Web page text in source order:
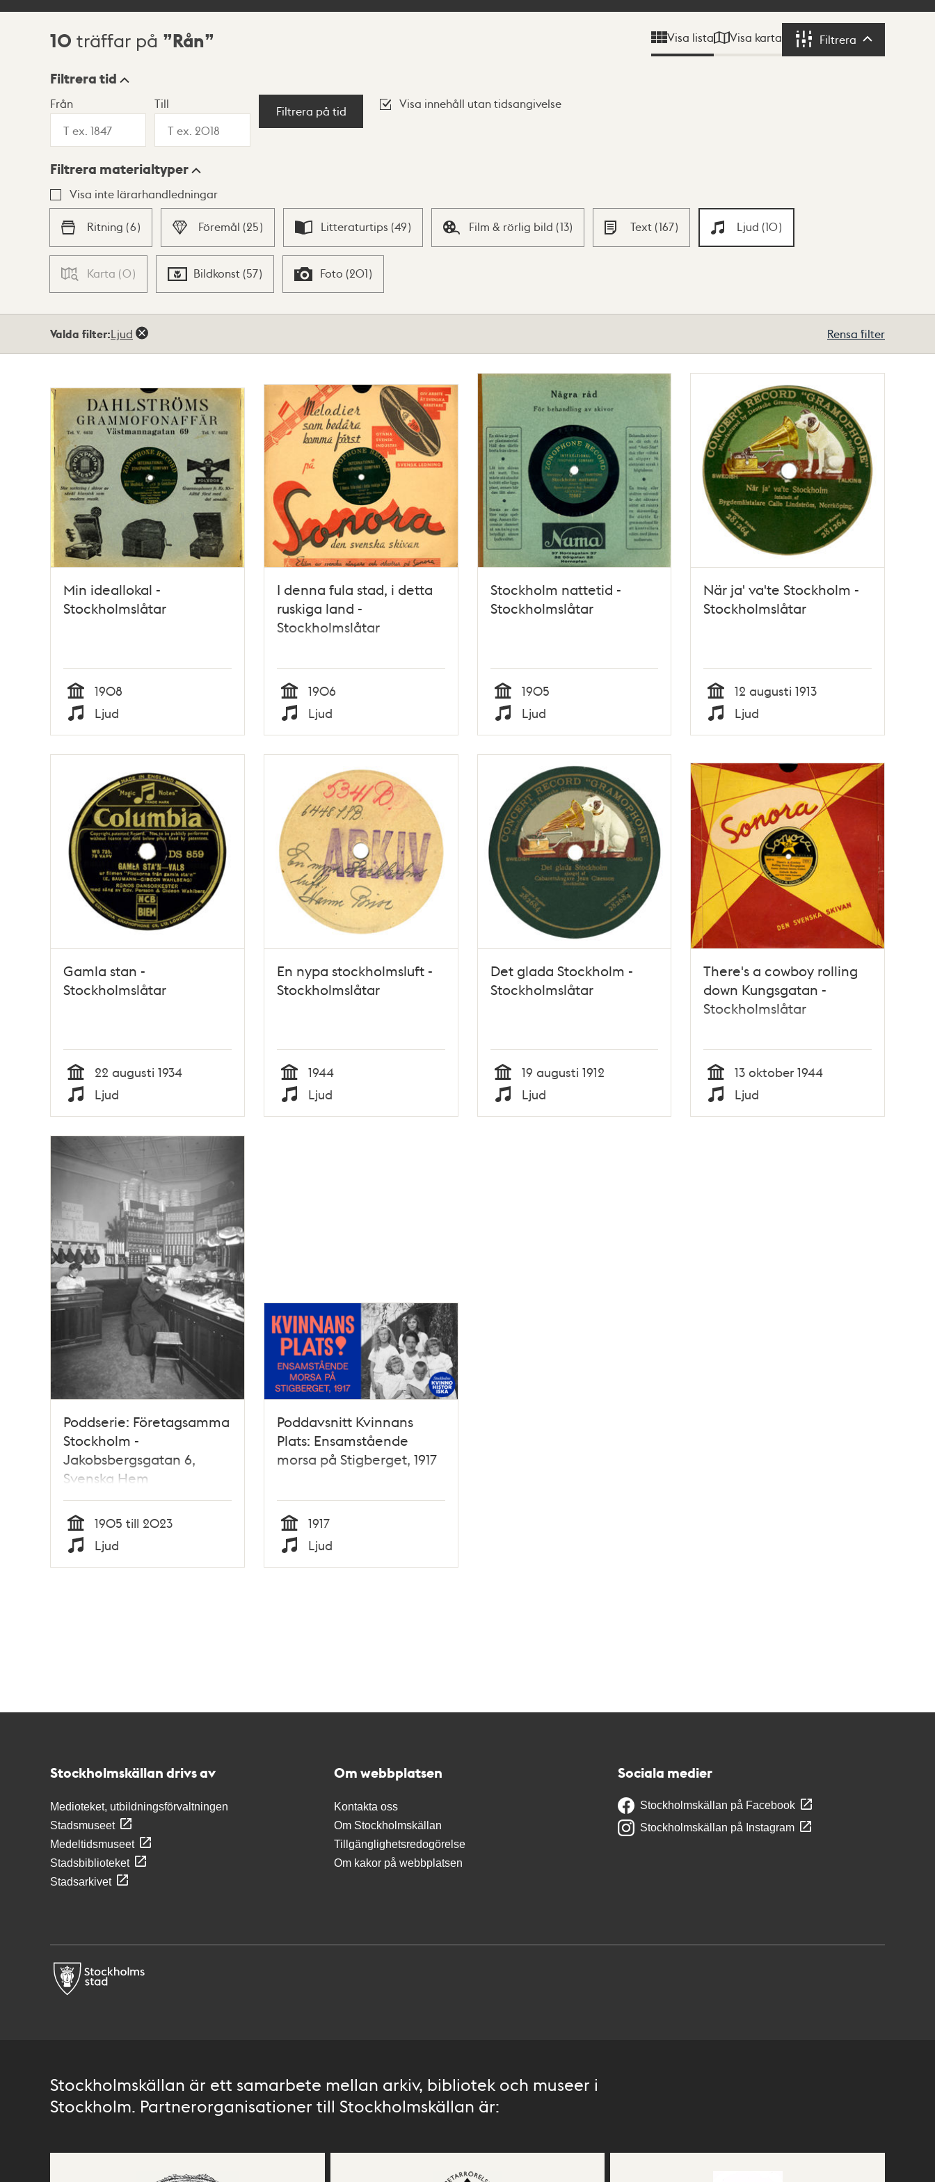
Sökresultat
10 träffar på Rån Visa lista Visa karta Filtrera Filtrera
Visningsläge
Lista Karta
Filtrera tid
Från Till
Filtrera på tid
Visa innehåll utan tidsangivelse
Filtrera materialtyper
Visa inte lärarhandledningar
Ritning (6) Föremål (25) Litteraturtips (49) Film & rörlig bild (13) Text (167) Ljud (10)
Karta (0) Bildkonst (57) Foto (201)
Valda filter:Ljud Rensa filter
Min ideallokal -
Stockholmslåtar
Tid
1908
Typ
Ljud
I denna fula stad, i detta
ruskiga land -
Stockholmslåtar
Tid
1906
Typ
Ljud
Stockholm nattetid -
Stockholmslåtar
Tid
1905
Typ
Ljud
När ja' va'te Stockholm -
Stockholmslåtar
Tid
12 augusti 1913
Typ
Ljud
Gamla stan -
Stockholmslåtar
Tid
22 augusti 1934
Typ
Ljud
En nypa stockholmsluft -
Stockholmslåtar
Tid
1944
Typ
Ljud
Det glada Stockholm -
Stockholmslåtar
Tid
19 augusti 1912
Typ
Ljud
There's a cowboy rolling
down Kungsgatan -
Stockholmslåtar
Tid
13 oktober 1944
Typ
Ljud
Poddserie: Företagsamma
Stockholm -
Jakobsbergsgatan 6,
Svenska Hem
Tid
1905 till 2023
Typ
Ljud
Poddavsnitt Kvinnans
Plats: Ensamstående
morsa på Stigberget, 1917
Tid
1917
Typ
Ljud
Stockholmskällan drivs av
Medioteket, utbildningsförvaltningen
Stadsmuseet
Medeltidsmuseet
Stadsbiblioteket
Stadsarkivet
Om webbplatsen
Kontakta oss
Om Stockholmskällan
Tillgänglighetsredogörelse
Om kakor på webbplatsen
Sociala medier
Stockholmskällan på Facebook
Stockholmskällan på Instagram
Stockholmskällan är ett samarbete mellan arkiv, bibliotek och museer i
Stockholm. Partnerorganisationer till Stockholmskällan är: